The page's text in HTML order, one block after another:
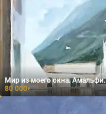
Мир из моего окна. Амальфи.
80 000₽